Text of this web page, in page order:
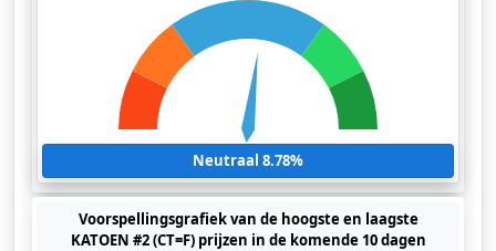
Neutraal 8.78%
Voorspellingsgrafiek van de hoogste en laagste
KATOEN #2 (CT=F) prijzen in de komende 10 dagen